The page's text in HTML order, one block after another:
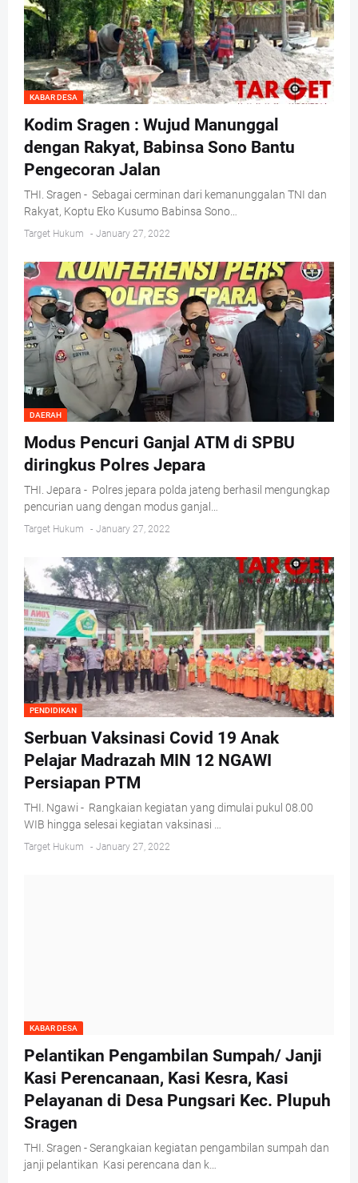
KABAR DESA
Kodim Sragen : Wujud Manunggal
dengan Rakyat, Babinsa Sono Bantu
Pengecoran Jalan
THI. Sragen - Sebagai cerminan dari kemanunggalan TNI dan
Rakyat, Koptu Eko Kusumo Babinsa Sono…
Target Hukum - January 27, 2022
DAERAH
Modus Pencuri Ganjal ATM di SPBU
diringkus Polres Jepara
THI. Jepara - Polres jepara polda jateng berhasil mengungkap
pencurian uang dengan modus ganjal…
Target Hukum - January 27, 2022
PENDIDIKAN
Serbuan Vaksinasi Covid 19 Anak
Pelajar Madrazah MIN 12 NGAWI
Persiapan PTM
THI. Ngawi - Rangkaian kegiatan yang dimulai pukul 08.00
WIB hingga selesai kegiatan vaksinasi …
Target Hukum - January 27, 2022
KABAR DESA
Pelantikan Pengambilan Sumpah/ Janji
Kasi Perencanaan, Kasi Kesra, Kasi
Pelayanan di Desa Pungsari Kec. Plupuh
Sragen
THI. Sragen - Serangkaian kegiatan pengambilan sumpah dan
janji pelantikan Kasi perencana dan k…